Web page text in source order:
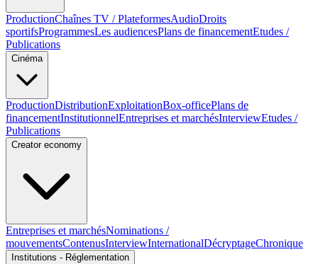
ProductionChaînes TV / PlateformesAudioDroits
sportifsProgrammesLes audiencesPlans de financementEtudes /
Publications
Cinéma
ProductionDistributionExploitationBox-officePlans de
financementInstitutionnelEntreprises et marchésInterviewEtudes /
Publications
Creator economy
Entreprises et marchésNominations /
mouvementsContenusInterviewInternationalDécryptageChronique
Institutions - Réglementation